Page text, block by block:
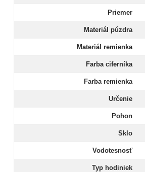
Priemer
Materiál púzdra
Materiál remienka
Farba ciferníka
Farba remienka
Určenie
Pohon
Sklo
Vodotesnosť
Typ hodiniek